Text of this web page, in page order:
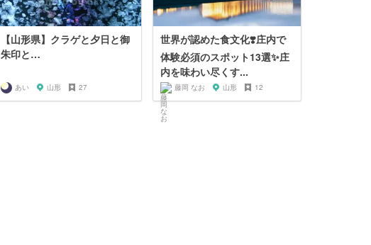
【山形県】クラゲと夕日と御
朱印と…
あい 山形 27
世界が認めた食文化❣️庄内で
体験必須のスポット13選✨庄
内を味わい尽くす...
藤岡 なお 山形 12